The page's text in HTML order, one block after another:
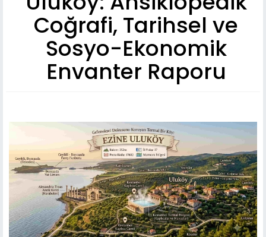
Coğrafi, Tarihsel ve
Sosyo-Ekonomik
Envanter Raporu